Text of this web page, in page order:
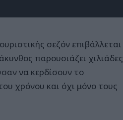
σεζόν επιβάλλεται
παρουσιάζει χιλιάδες
να κερδίσουν το
χρόνου και όχι μόνο τους